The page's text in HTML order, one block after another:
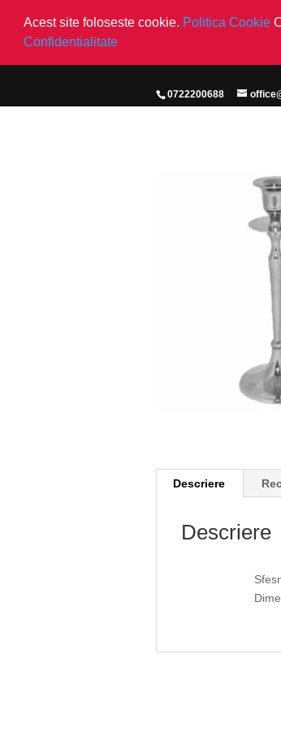
Acest site foloseste cookie. Politica Cookie
Confidentialitate
0722200688
Descriere
Descriere